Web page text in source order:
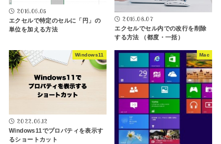
2016.06.05
エクセルで特定のセルに「円」の
単位を加える方法
2016.08.07
エクセルでセル内での改行を削除
する方法 （都度・一括）
Windows11
2022.06.12
Windows11でプロパティを表示す
るショートカット
Mac